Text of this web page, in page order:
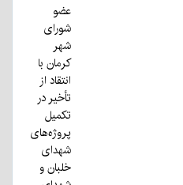
عضو
شورای
شهر
کرمان با
انتقاد از
تأخیر در
تکمیل
پروژه‌های
شهدای
خلبان و